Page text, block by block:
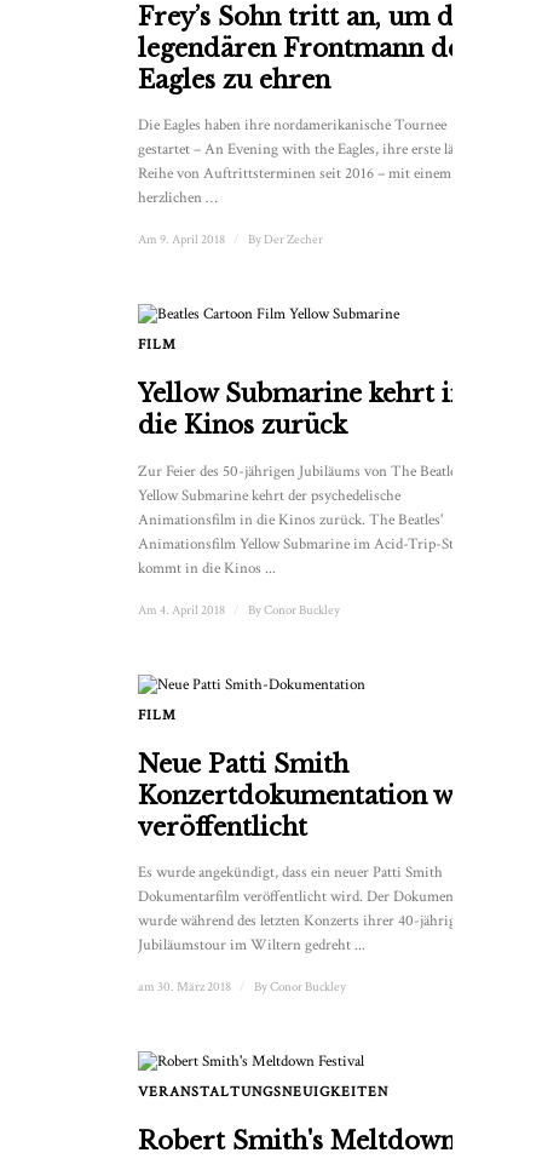
Frey’s Sohn tritt an, um den
legendären Frontmann der
Eagles zu ehren
Die Eagles haben ihre nordamerikanische Tournee
gestartet – An Evening with the Eagles, ihre erste längere
Reihe von Auftrittsterminen seit 2016 – mit einem
herzlichen …
Am 9. April 2018 By Der Zecher
FILM
Yellow Submarine kehrt in
die Kinos zurück
Zur Feier des 50-jährigen Jubiläums von The Beatles'
Yellow Submarine kehrt der psychedelische
Animationsfilm in die Kinos zurück. The Beatles'
Animationsfilm Yellow Submarine im Acid-Trip-Stil
kommt in die Kinos ...
Am 4. April 2018 ByConor Buckley
FILM
Neue Patti Smith
Konzertdokumentation wird
veröffentlicht
Es wurde angekündigt, dass ein neuer Patti Smith
Dokumentarfilm veröffentlicht wird. Der Dokumentarfilm
wurde während des letzten Konzerts ihrer 40-jährigen
Jubiläumstour im Wiltern gedreht ...
am 30. März 2018 ByConor Buckley
VERANSTALTUNGSNEUIGKEITEN
Robert Smith's Meltdown